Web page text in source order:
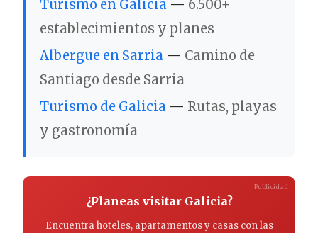
Turismo en Galicia — 6.500+
establecimientos y planes
Albergue en Sarria — Camino de
Santiago desde Sarria
Turismo de Galicia — Rutas, playas
y gastronomía
¿Planeas visitar Galicia?
Encuentra hoteles, apartamentos y casas con las
Publicidad